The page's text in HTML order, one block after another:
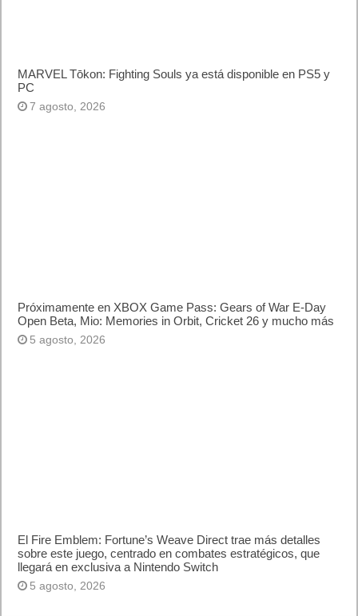
MARVEL Tōkon: Fighting Souls ya está disponible en PS5 y
PC
7 agosto, 2026
Próximamente en XBOX Game Pass: Gears of War E-Day
Open Beta, Mio: Memories in Orbit, Cricket 26 y mucho más
5 agosto, 2026
El Fire Emblem: Fortune’s Weave Direct trae más detalles
sobre este juego, centrado en combates estratégicos, que
llegará en exclusiva a Nintendo Switch
5 agosto, 2026